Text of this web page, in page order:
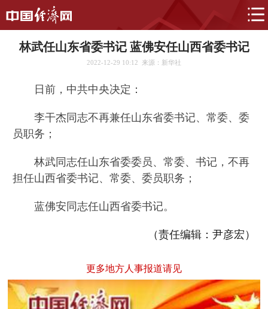
林武任山东省委书记 蓝佛安任山西省委书记
2022-12-29 10:12 来源：新华社
日前，中共中央决定：
李干杰同志不再兼任山东省委书记、常委、委
员职务；
林武同志任山东省委委员、常委、书记，不再
担任山西省委书记、常委、委员职务；
蓝佛安同志任山西省委书记。
（责任编辑：尹彦宏）
更多地方人事报道请见